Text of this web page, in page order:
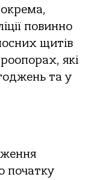
повинно
щитів
які
та у
початку